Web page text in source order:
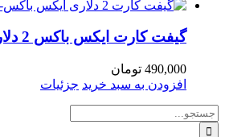
گیفت کارت ایکس باکس 2 دلاری
490,000 تومان
افزودن به سبد خرید جزئیات
جستجو
برای: